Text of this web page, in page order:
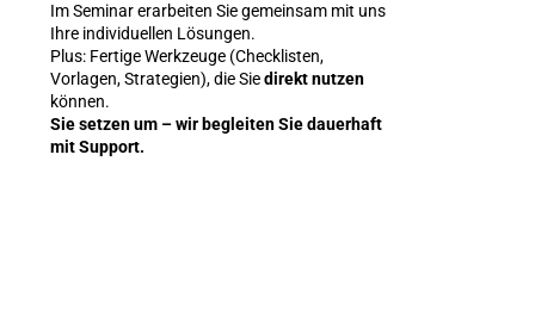
Im Seminar erarbeiten Sie gemeinsam mit uns
Ihre individuellen Lösungen.
Plus: Fertige Werkzeuge (Checklisten,
Vorlagen, Strategien), die Sie direkt nutzen
können.
Sie setzen um – wir begleiten Sie dauerhaft
mit Support.